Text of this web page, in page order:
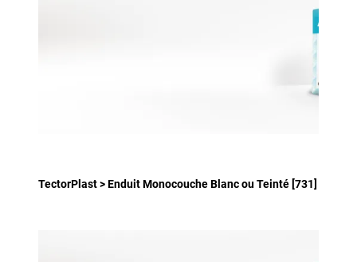
TectorPlast > Enduit Monocouche Blanc ou Teinté [731]